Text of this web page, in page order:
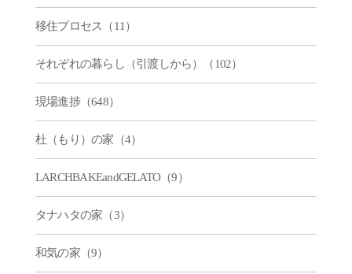
移住プロセス（11）
それぞれの暮らし（引渡しから）（102）
現場進捗（648）
杜（もり）の家（4）
LARCHBAKEandGELATO（9）
タナハタの家（3）
和気の家（9）